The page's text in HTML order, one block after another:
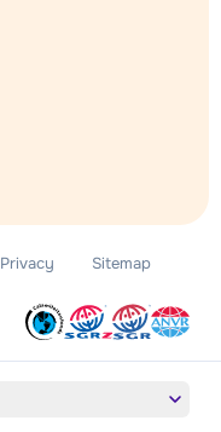
Privacy Sitemap